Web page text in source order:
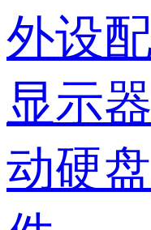
外设
显示器
动硬盘